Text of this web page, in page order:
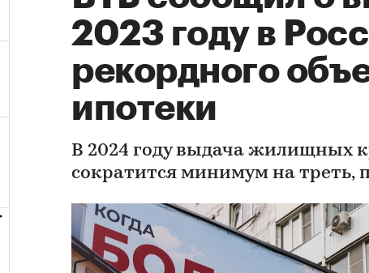
2023 году в
рекордного
ипотеки
В 2024 году выдача жилищных
сократится минимум на треть,